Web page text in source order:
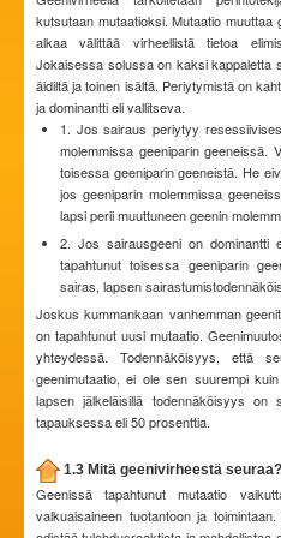
kutsutaan mutaatioksi. Mutaatio muuttaa
alkaa välittää virheellistä tietoa
Jokaisessa solussa on kaksi kappaletta
äidiltä ja toinen isältä. Periytymistä on
ja dominantti eli vallitseva.
1. Jos sairaus periytyy
molemmissa geeniparin geeneissä.
toisessa geeniparin geeneistä. He
jos geeniparin molemmissa
lapsi perii muuttuneen geenin
2. Jos sairausgeeni on dominantti
tapahtunut toisessa geeniparin
sairas, lapsen
Joskus kummankaan vanhemman
on tapahtunut uusi mutaatio.
yhteydessä. Todennäköisyys, että
geenimutaatio, ei ole sen suurempi
lapsen jälkeläisillä todennäköisyys on
tapauksessa eli 50 prosenttia.
1.3 Mitä geenivirheestä seuraa?
Geenissä tapahtunut mutaatio
valkuaisaineen tuotantoon ja